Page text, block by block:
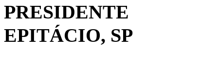
PRESIDENTE
EPITÁCIO, SP